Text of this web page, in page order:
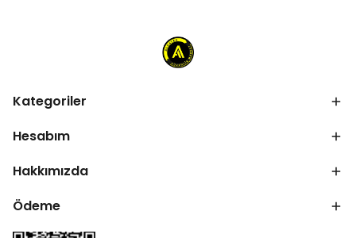
Kategoriler
Hesabım
Hakkımızda
Ödeme